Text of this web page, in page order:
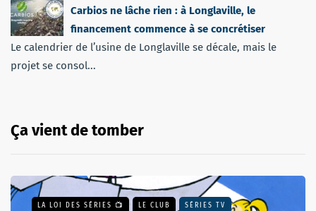
Carbios ne lâche rien : à Longlaville, le
financement commence à se concrétiser
Le calendrier de l’usine de Longlaville se décale, mais le
projet se consol...
Ça vient de tomber
LA LOI DES SÉRIES 📺 LE CLUB SÉRIES TV